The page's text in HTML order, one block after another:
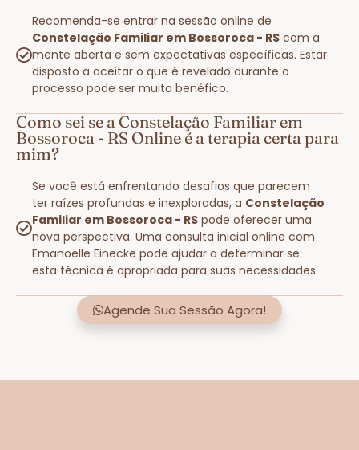
Recomenda-se entrar na sessão online de
Constelação Familiar em Bossoroca - RS com a
mente aberta e sem expectativas específicas. Estar
disposto a aceitar o que é revelado durante o
processo pode ser muito benéfico.
Como sei se a Constelação Familiar em
Bossoroca - RS Online é a terapia certa para
mim?
Se você está enfrentando desafios que parecem
ter raízes profundas e inexploradas, a Constelação
Familiar em Bossoroca - RS pode oferecer uma
nova perspectiva. Uma consulta inicial online com
Emanoelle Einecke pode ajudar a determinar se
esta técnica é apropriada para suas necessidades.
Agende Sua Sessão Agora!